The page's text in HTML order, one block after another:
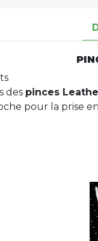
des pinces
pour la prise